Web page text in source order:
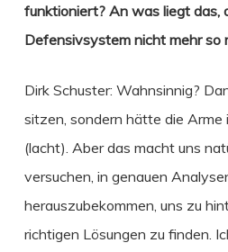
funktioniert? An was liegt das,
Defensivsystem nicht mehr so
Dirk Schuster: Wahnsinnig?
sitzen, sondern hätte die Arme
(lacht). Aber das macht uns
versuchen, in genauen
herauszubekommen, uns zu
richtigen Lösungen zu finden.